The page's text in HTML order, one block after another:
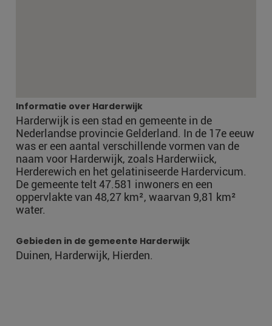
Informatie over Harderwijk
Harderwijk is een stad en gemeente in de
Nederlandse provincie Gelderland. In de 17e eeuw
was er een aantal verschillende vormen van de
naam voor Harderwijk, zoals Harderwiick,
Herderewich en het gelatiniseerde Hardervicum.
De gemeente telt 47.581 inwoners en een
oppervlakte van 48,27 km², waarvan 9,81 km²
water.
Gebieden in de gemeente Harderwijk
Duinen, Harderwijk, Hierden.